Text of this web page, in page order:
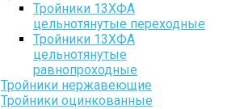
Тройники 13ХФА
цельнотянутые переходные
Тройники 13ХФА
цельнотянутые
равнопроходные
Тройники нержавеющие
Тройники оцинкованные